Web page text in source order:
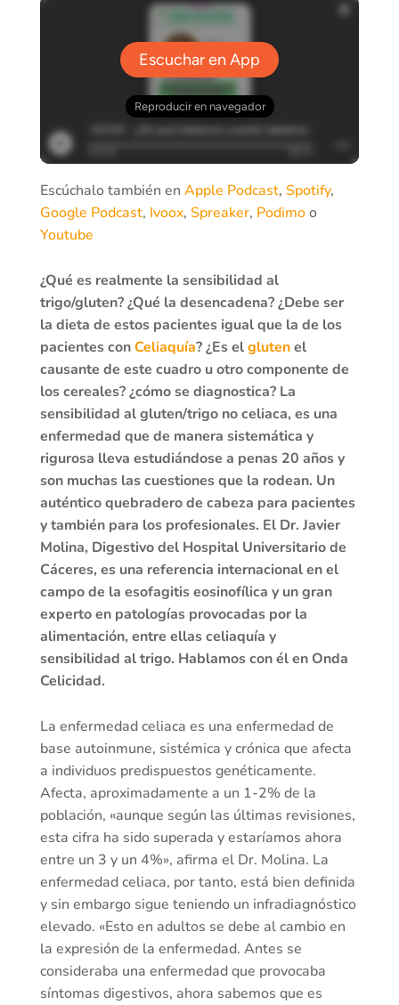
Escúchalo también en Apple Podcast, Spotify,
Google Podcast, Ivoox, Spreaker, Podimoo
Youtube
¿Qué es realmente la sensibilidad al
trigo/gluten? ¿Qué la desencadena? ¿Debe ser
la dieta de estos pacientes igual que la de los
pacientes conCeliaquía? ¿Es elglutenel
causante de este cuadro u otro componente de
los cereales? ¿cómo se diagnostica? La
sensibilidad al gluten/trigo no celiaca, es una
enfermedad que de manera sistemática y
rigurosa lleva estudiándose a penas 20 años y
son muchas las cuestiones que la rodean. Un
auténtico quebradero de cabeza para pacientes
y también para los profesionales. El Dr. Javier
Molina, Digestivo del Hospital Universitario de
Cáceres, es una referencia internacional en el
campo de la esofagitis eosinofílica y un gran
experto en patologías provocadas por la
alimentación, entre ellas celiaquía y
sensibilidad al trigo. Hablamos con él en Onda
Celicidad.
La enfermedad celiaca es una enfermedad de
base autoinmune, sistémica y crónica que afecta
a individuos predispuestos genéticamente.
Afecta, aproximadamente a un 1-2% de la
población, «aunque según las últimas revisiones,
esta cifra ha sido superada y estaríamos ahora
entre un 3 y un 4%», afirma el Dr. Molina. La
enfermedad celiaca, por tanto, está bien definida
y sin embargo sigue teniendo un infradiagnóstico
elevado. «Esto en adultos se debe al cambio en
la expresión de la enfermedad. Antes se
consideraba una enfermedad que provocaba
síntomas digestivos, ahora sabemos que es